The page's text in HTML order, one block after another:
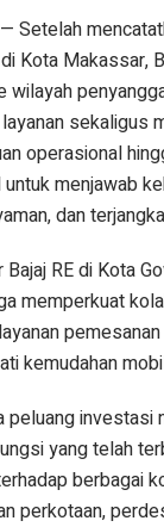
— Setelah
Kota Makassar,
wilayah
sekaligus
operasional
menjawab
dan
RE di Kota
memperkuat
kemudahan
peluang
yang telah
berbagai
perkotaan,